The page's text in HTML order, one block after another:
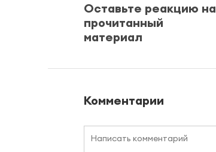
Оставьте реакцию на
прочитанный
материал
Комментарии